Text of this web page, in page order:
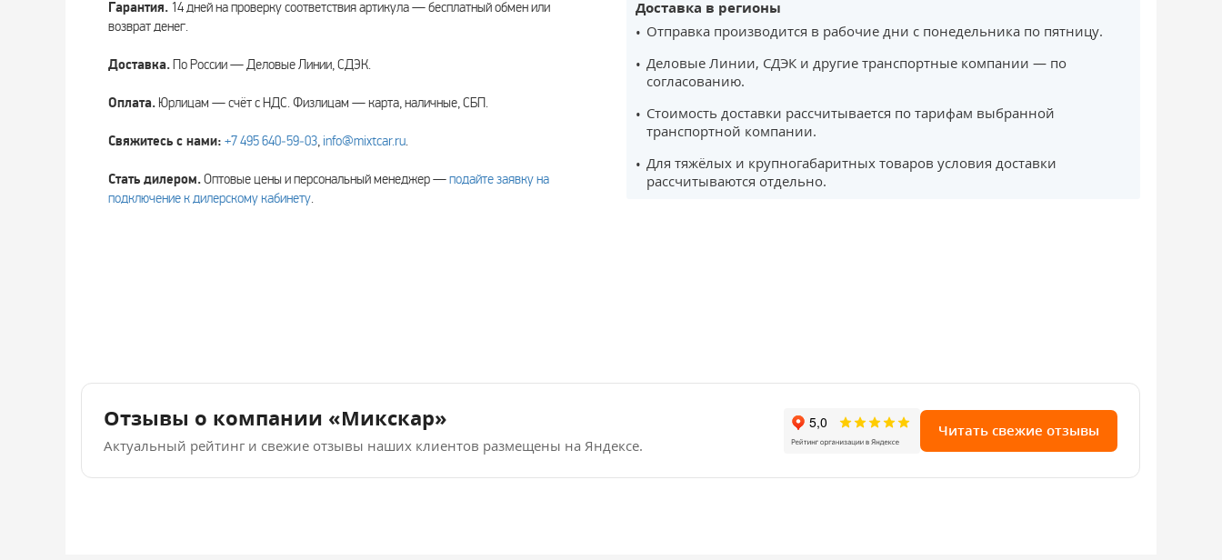
Гарантия. 14 дней на проверку соответствия артикула — бесплатный обмен или
возврат денег.
Доставка.По России — Деловые Линии, СДЭК.
Оплата. Юрлицам — счёт с НДС. Физлицам — карта, наличные, СБП.
Свяжитесь с нами: +7 495 640‑59‑03, info@mixtcar.ru.
Стать дилером.Оптовые цены и персональный менеджер —подайте заявку на
подключение к дилерскому кабинету.
Доставка в регионы
Отправка производится в рабочие дни с понедельника по пятницу.
Деловые Линии, СДЭК и другие транспортные компании — по
согласованию.
Стоимость доставки рассчитывается по тарифам выбранной
транспортной компании.
Для тяжёлых и крупногабаритных товаров условия доставки
рассчитываются отдельно.
Отзывы о компании «Микскар»
Актуальный рейтинг и свежие отзывы наших клиентов размещены на Яндексе.
Читать свежие отзывы